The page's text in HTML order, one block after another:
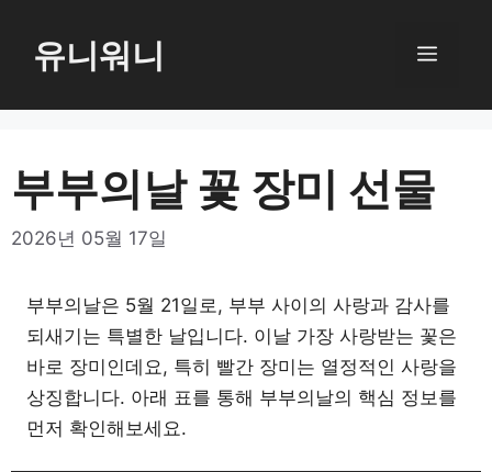
로
뛰
기
유니워니 메
부부의날 꽃 장미 선물
2026년 05월 17일
부부의날은 5월 21일로, 부부 사이의 사랑과 감사를
되새기는 특별한 날입니다. 이날 가장 사랑받는 꽃은
바로 장미인데요, 특히 빨간 장미는 열정적인 사랑을
상징합니다. 아래 표를 통해 부부의날의 핵심 정보를
먼저 확인해보세요.